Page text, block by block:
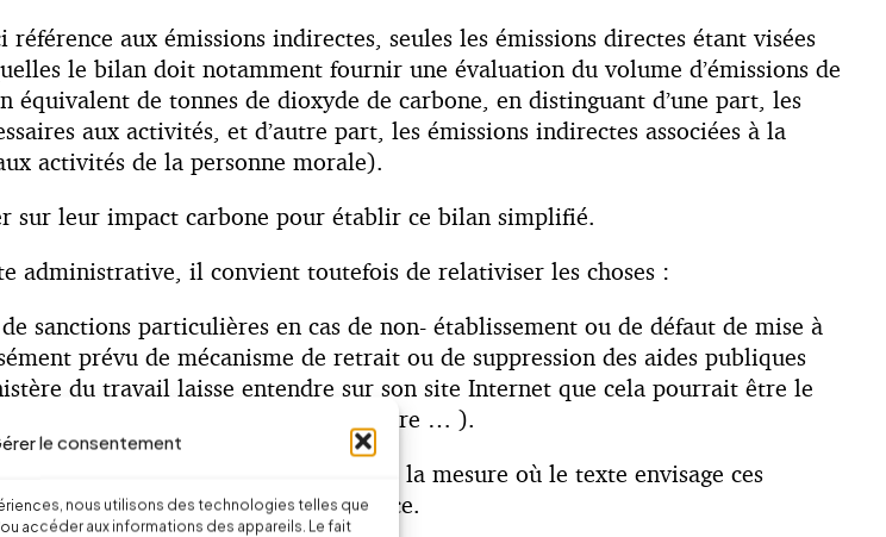
le consentement
nous utilisons des technologies telles que
accéder aux informations des appareils. Le fait
aux émissions indirectes, seules les émissions directes étant visées
le bilan doit notamment fournir une évaluation du volume d’émissions de
de tonnes de dioxyde de carbone, en distinguant d’une part, les
aux activités, et d’autre part, les émissions indirectes associées à la
activités de la personne morale).
sur leur impact carbone pour établir ce bilan simplifié.
administrative, il convient toutefois de relativiser les choses :
sanctions particulières en cas de non- établissement ou de défaut de mise à
prévu de mécanisme de retrait ou de suppression des aides publiques
du travail laisse entendre sur son site Internet que cela pourrait être le
partielle au titre de la crise sanitaire … ).
la prudence est recommandée dans la mesure où le texte envisage ces
dans le cadre du plan de relance.